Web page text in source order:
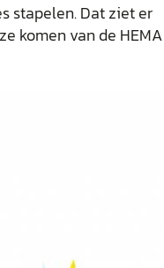
stapelen. Dat ziet er
komen van de HEMA